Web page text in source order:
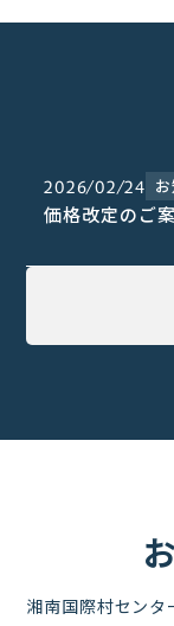
2026/02/24
価格改定のご
湘南国際村セン